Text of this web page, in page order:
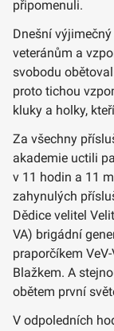
připomenuli.
Dnešní
veteránům a
svobodu
proto tichou
kluky a holky,
Za všechny
akademie uctili
v 11 hodin a 11
zahynulých
Dědice velitel
VA) brigádní
praporčíkem
Blažkem. A
obětem první
V odpoledních